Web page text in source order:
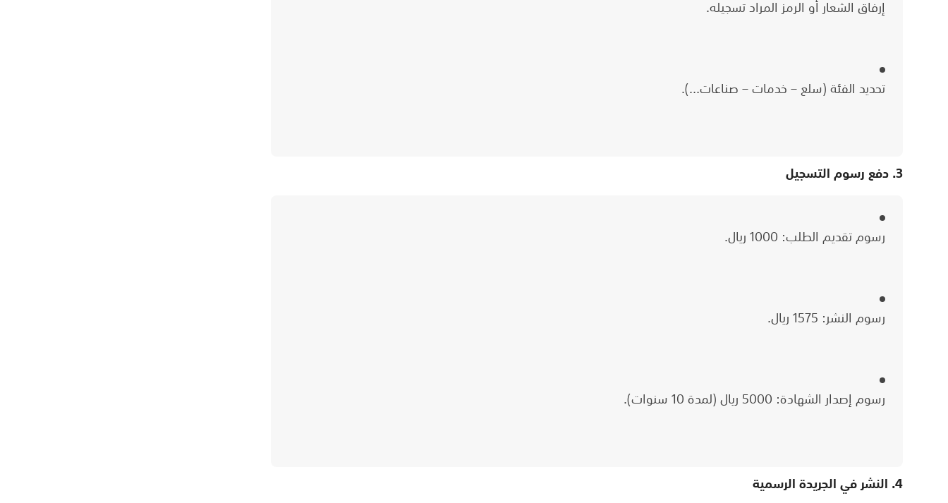
إرفاق الشعار أو الرمز المراد تسجيله.
تحديد الفئة (سلع – خدمات – صناعات…).
3. دفع رسوم التسجيل
رسوم تقديم الطلب: 1000 ريال.
رسوم النشر: 1575 ريال.
رسوم إصدار الشهادة: 5000 ريال (لمدة 10 سنوات).
4. النشر في الجريدة الرسمية